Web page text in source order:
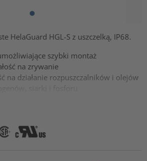
HelaGuard HGL-S z uszczelką, IP68.
szybki montaż
na zrywanie
na działanie rozpuszczalników i olejów
siarki i fosforu